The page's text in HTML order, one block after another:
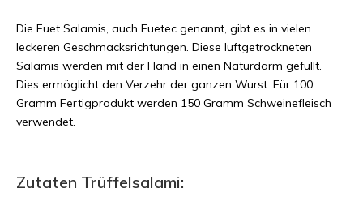
Die Fuet Salamis, auch Fuetec genannt, gibt es in vielen
leckeren Geschmacksrichtungen. Diese luftgetrockneten
Salamis werden mit der Hand in einen Naturdarm gefüllt.
Dies ermöglicht den Verzehr der ganzen Wurst. Für 100
Gramm Fertigprodukt werden 150 Gramm Schweinefleisch
verwendet.
Zutaten Trüffelsalami: